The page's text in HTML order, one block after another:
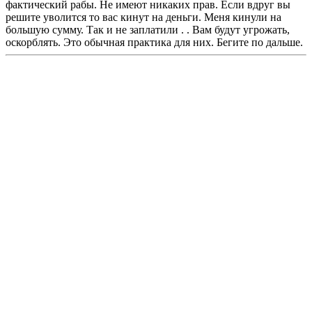
фактический рабы. Не имеют никаких прав. Если вдруг вы
решите уволится то вас кинут на деньги. Меня кинули на
большую сумму. Так и не заплатили . . Вам будут угрожать,
оскорблять. Это обычная практика для них. Бегите по дальше.